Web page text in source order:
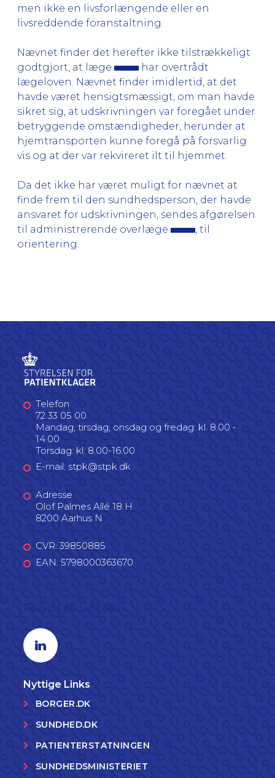
men ikke en livsforlængende eller en
livsreddende foranstaltning.
Nævnet finder det herefter ikke tilstrækkeligt
godtgjort, at læge
har overtrådt
lægeloven. Nævnet finder imidlertid, at det
havde været hensigtsmæssigt, om man havde
sikret sig, at udskrivningen var foregået under
betryggende omstændigheder, herunder at
hjemtransporten kunne foregå på forsvarlig
vis og at der var rekvireret ilt til hjemmet.
Da det ikke har været muligt for nævnet at
finde frem til den sundhedsperson, der havde
ansvaret for udskrivningen, sendes afgørelsen
til administrerende overlæge
, til
orientering.
Telefon
72 33 05 00
Mandag, tirsdag, onsdag og fredag: kl. 8.00 -
14.00
Torsdag: kl. 8.00-16.00
E-mail: stpk@stpk.dk
Adresse
Olof Palmes Allé 18 H
8200 Aarhus N
CVR: 39850885
EAN: 5798000363670
Linkedin profil
Nyttige Links
BORGER.DK
SUNDHED.DK
PATIENTERSTATNINGEN
SUNDHEDSMINISTERIET